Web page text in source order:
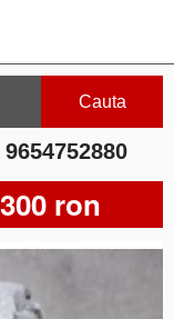
Cauta
300 ron